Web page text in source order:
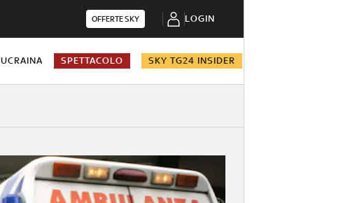
OFFERTE SKY LOGIN
UCRAINA SPETTACOLO SKY TG24 INSIDER